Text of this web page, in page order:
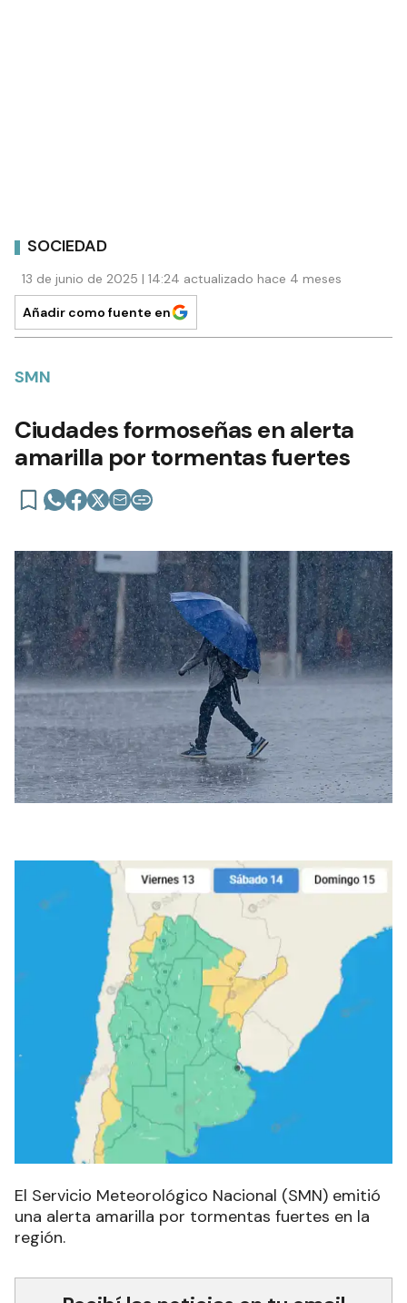
SOCIEDAD
13 de junio de 2025 | 14:24 actualizado hace 4 meses
Añadir como fuente en
SMN
Ciudades formoseñas en alerta
amarilla por tormentas fuertes
El Servicio Meteorológico Nacional (SMN) emitió
una alerta amarilla por tormentas fuertes en la
región.